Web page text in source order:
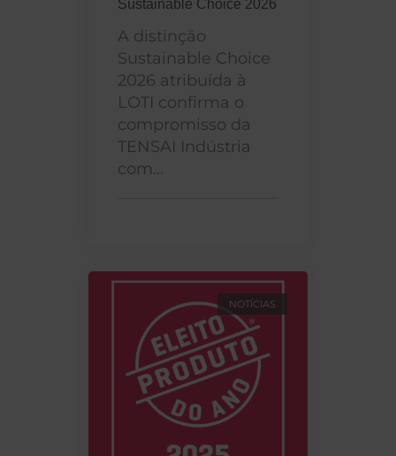
Sustainable Choice 2026
A distinção
Sustainable Choice
2026 atribuída à
LOTI confirma o
compromisso da
TENSAI Indústria
com...
NOTÍCIAS